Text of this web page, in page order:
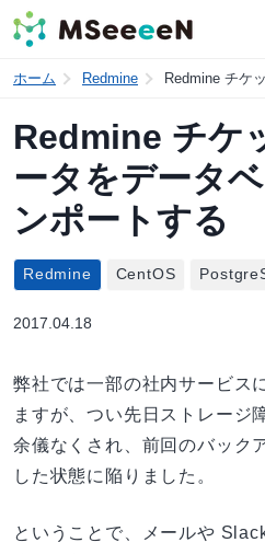
ホーム Redmine Redmine チケ
Redmine チケ
ータをデータ
ンポートする
Redmine CentOS
2017.04.18
弊社では一部の社内サービス
ますが、つい先日ストレージ
余儀なくされ、前回のバック
した状態に陥りました。
ということで、メールや